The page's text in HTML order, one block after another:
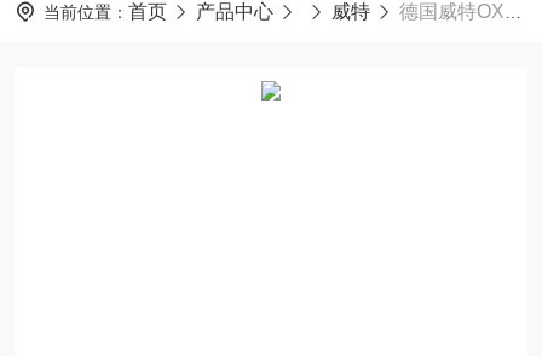
当前位置： 首页 产品中心 威特 德国威特OXYBABY 6.0 顶空气体分析仪